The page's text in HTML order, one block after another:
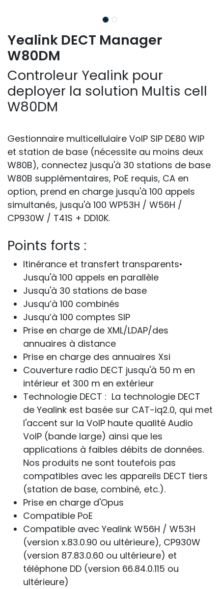
Yealink DECT Manager
W80DM
Controleur Yealink pour
deployer la solution Multis cell
W80DM
Gestionnaire multicellulaire VoIP SIP DE80 WIP
et station de base (nécessite au moins deux
W80B), connectez jusqu'à 30 stations de base
W80B supplémentaires, PoE requis, CA en
option, prend en charge jusqu'à 100 appels
simultanés, jusqu'à 100 WP53H / W56H /
CP930W / T41S + DD10K.
Points forts :
Itinérance et transfert transparents•
Jusqu'à 100 appels en parallèle
Jusqu'à 30 stations de base
Jusqu’à 100 combinés
Jusqu’à 100 comptes SIP
Prise en charge de XML/LDAP/des
annuaires à distance
Prise en charge des annuaires Xsi
Couverture radio DECT jusqu'à 50 m en
intérieur et 300 m en extérieur
Technologie DECT : La technologie DECT
de Yealink est basée sur CAT-iq2.0, qui met
l'accent sur la VoIP haute qualité Audio
VoIP (bande large) ainsi que les
applications à faibles débits de données.
Nos produits ne sont toutefois pas
compatibles avec les appareils DECT tiers
(station de base, combiné, etc.).
Prise en charge d'Opus
Compatible PoE
Compatible avec Yealink W56H / W53H
(version x.83.0.90 ou ultérieure), CP930W
(version 87.83.0.60 ou ultérieure) et
téléphone DD (version 66.84.0.115 ou
ultérieure)